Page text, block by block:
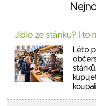
Jídlo ze stánku? I to
Léto